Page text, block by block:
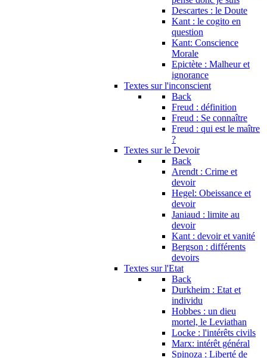
Descartes : le Doute
Kant : le cogito en
question
Kant: Conscience
Morale
Epictète : Malheur et
ignorance
Textes sur l'inconscient
Back
Freud : définition
Freud : Se connaître
Freud : qui est le maître
?
Textes sur le Devoir
Back
Arendt : Crime et
devoir
Hegel: Obeissance et
devoir
Janiaud : limite au
devoir
Kant : devoir et vanité
Bergson : différents
devoirs
Textes sur l'Etat
Back
Durkheim : Etat et
individu
Hobbes : un dieu
mortel, le Leviathan
Locke : l'intérêts civils
Marx: intérêt général
Spinoza : Liberté de